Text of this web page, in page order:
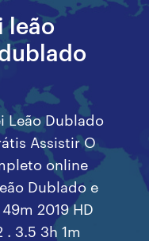
leão
Leão Dublado
Assistir O
online
Dublado e
2019 HD
. 3.5 3h 1m